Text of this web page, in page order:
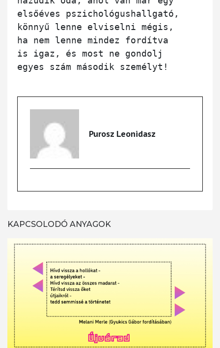
elsőéves pszichológushallgató,
könnyű lenne elviselni mégis,
ha nem lenne mindez fordítva
is igaz, és most ne gondolj
egyes szám második személyt!
Purosz Leonidasz
KAPCSOLODÓ ANYAGOK